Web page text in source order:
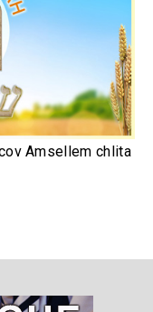
Amsellem chlita